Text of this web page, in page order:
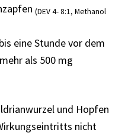
(DEV 4- 8:1, Methanol
eine Stunde vor dem
als 500 mg
und Hopfen
nicht